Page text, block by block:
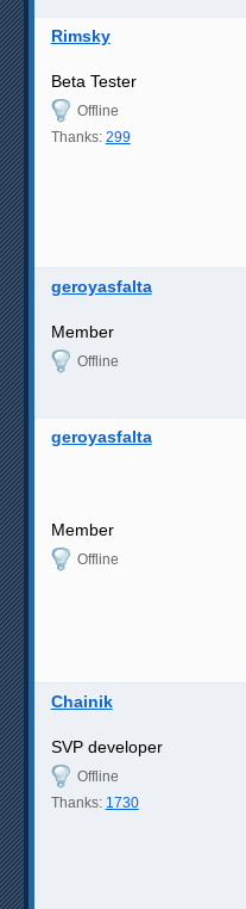
Rimsky
Beta Tester
Offline
Thanks: 299
geroyasfalta
Member
Offline
geroyasfalta
Member
Offline
Chainik
SVP developer
Offline
Thanks: 1730